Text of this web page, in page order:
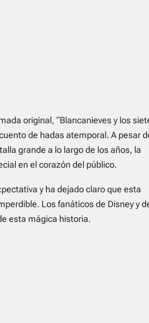
original, “Blancanieves y los
de hadas atemporal. A pesar
grande a lo largo de los años, la
en el corazón del público.
y ha dejado claro que esta
Los fanáticos de Disney y
esta mágica historia.